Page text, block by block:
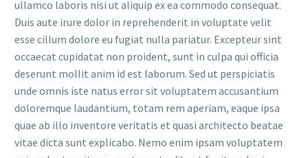
ullamco laboris nisi ut aliquip ex ea commodo consequat.
Duis aute irure dolor in reprehenderit in voluptate velit
esse cillum dolore eu fugiat nulla pariatur. Excepteur sint
occaecat cupidatat non proident, sunt in culpa qui officia
deserunt mollit anim id est laborum. Sed ut perspiciatis
unde omnis iste natus error sit voluptatem accusantium
doloremque laudantium, totam rem aperiam, eaque ipsa
quae ab illo inventore veritatis et quasi architecto beatae
vitae dicta sunt explicabo. Nemo enim ipsam voluptatem